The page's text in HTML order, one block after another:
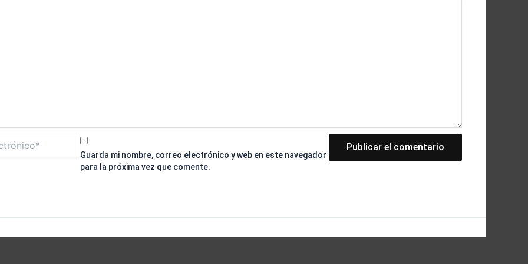
Guarda mi nombre, correo electrónico y web en este navegador
para la próxima vez que comente.